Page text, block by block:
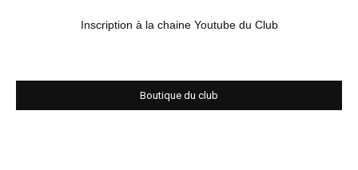
Inscription à la chaine Youtube du Club
Boutique du club